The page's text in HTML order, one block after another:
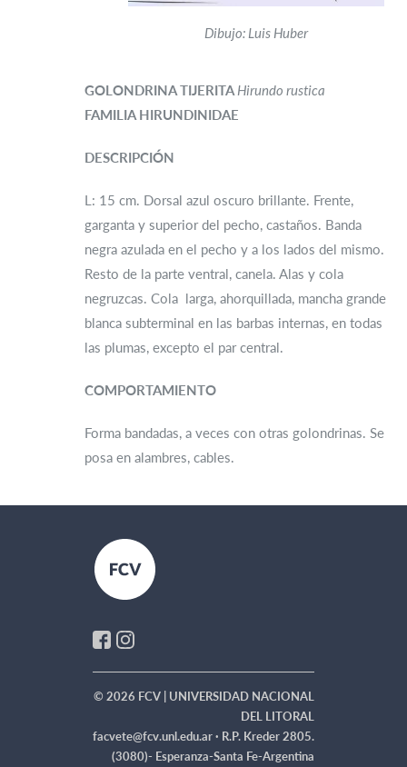
Dibujo: Luis Huber
GOLONDRINA TIJERITA Hirundo rustica
FAMILIA HIRUNDINIDAE
DESCRIPCIÓN
L: 15 cm. Dorsal azul oscuro brillante. Frente,
garganta y superior del pecho, castaños. Banda
negra azulada en el pecho y a los lados del mismo.
Resto de la parte ventral, canela. Alas y cola
negruzcas. Cola larga, ahorquillada, mancha grande
blanca subterminal en las barbas internas, en todas
las plumas, excepto el par central.
COMPORTAMIENTO
Forma bandadas, a veces con otras golondrinas. Se
posa en alambres, cables.
© 2026 FCV | UNIVERSIDAD NACIONAL
DEL LITORAL
facvete@fcv.unl.edu.ar · R.P. Kreder 2805.
(3080)- Esperanza-Santa Fe-Argentina